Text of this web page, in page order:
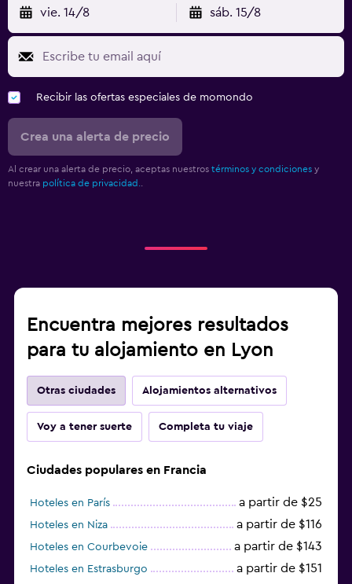
vie. 14/8 sáb. 15/8
Recibir las ofertas especiales de momondo
Crea una alerta de precio
Al crear una alerta de precio, aceptas nuestros términos y condiciones y
nuestra política de privacidad.
Encuentra mejores resultados
para tu alojamiento en Lyon
Otras ciudades Alojamientos alternativos
Voy a tener suerte Completa tu viaje
Ciudades populares en Francia
Hoteles en París a partir de $25
Hoteles en Niza a partir de $116
Hoteles en Courbevoie a partir de $143
Hoteles en Estrasburgo a partir de $151